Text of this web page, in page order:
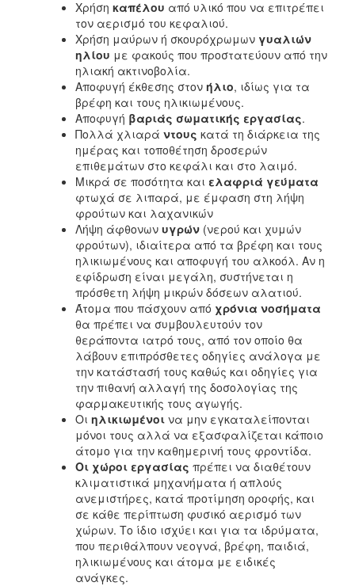
Χρήση καπέλου από υλικό που να επιτρέπει
τον αερισμό του κεφαλιού.
Χρήση μαύρων ή σκουρόχρωμων γυαλιών
ηλίου με φακούς που προστατεύουν από την
ηλιακή ακτινοβολία.
Αποφυγή έκθεσης στον ήλιο, ιδίως για τα
βρέφη και τους ηλικιωμένους.
Αποφυγή βαριάς σωματικής εργασίας.
Πολλά χλιαρά ντους κατά τη διάρκεια της
ημέρας και τοποθέτηση δροσερών
επιθεμάτων στο κεφάλι και στο λαιμό.
Μικρά σε ποσότητα και ελαφριά γεύματα
φτωχά σε λιπαρά, με έμφαση στη λήψη
φρούτων και λαχανικών
Λήψη άφθονων υγρών (νερού και χυμών
φρούτων), ιδιαίτερα από τα βρέφη και τους
ηλικιωμένους και αποφυγή του αλκοόλ. Αν η
εφίδρωση είναι μεγάλη, συστήνεται η
πρόσθετη λήψη μικρών δόσεων αλατιού.
Άτομα που πάσχουν από χρόνια νοσήματα
θα πρέπει να συμβουλευτούν τον
θεράποντα ιατρό τους, από τον οποίο θα
λάβουν επιπρόσθετες οδηγίες ανάλογα με
την κατάστασή τους καθώς και οδηγίες για
την πιθανή αλλαγή της δοσολογίας της
φαρμακευτικής τους αγωγής.
Οι ηλικιωμένοι να μην εγκαταλείπονται
μόνοι τους αλλά να εξασφαλίζεται κάποιο
άτομο για την καθημερινή τους φροντίδα.
Οι χώροι εργασίας πρέπει να διαθέτουν
κλιματιστικά μηχανήματα ή απλούς
ανεμιστήρες, κατά προτίμηση οροφής, και
σε κάθε περίπτωση φυσικό αερισμό των
χώρων. Το ίδιο ισχύει και για τα ιδρύματα,
που περιθάλπουν νεογνά, βρέφη, παιδιά,
ηλικιωμένους και άτομα με ειδικές
ανάγκες.